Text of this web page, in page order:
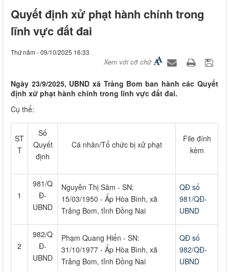
Quyết định xử phạt hành chính trong
lĩnh vực đất đai
Thứ năm - 09/10/2025 16:33
Xem với cỡ chữ
Ngày 23/9/2025, UBND xã Trảng Bom ban hành các Quyết
định xử phạt hành chính trong lĩnh vực đất đai.
Cụ thể:
ST
T
Số
Quyết
định
Cá nhân/Tổ chức bị xử phạt
File đính
kèm
1
981/Q
Đ-
UBND
Nguyễn Thị Sâm - SN:
15/03/1950 - Ấp Hòa Bình, xã
Trảng Bom, tỉnh Đồng Nai
QĐ số
981/QĐ-
UBND
2
982/Q
Đ-
UBND
Phạm Quang Hiển - SN:
31/10/1977 - Ấp Hòa Bình, xã
Trảng Bom, tỉnh Đồng Nai
QĐ số
982/QĐ-
UBND